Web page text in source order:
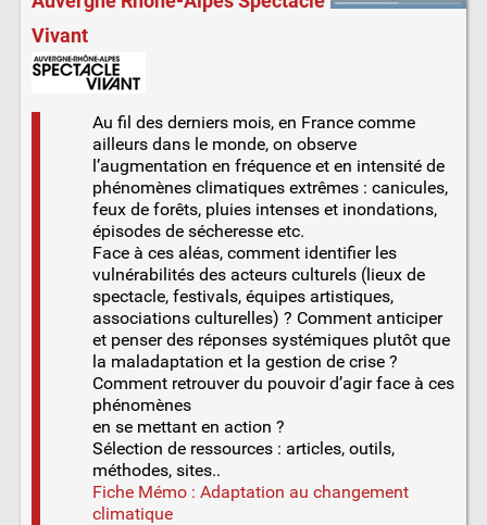
Vivant
Au fil des derniers mois, en France comme
ailleurs dans le monde, on observe
l’augmentation en fréquence et en intensité de
phénomènes climatiques extrêmes : canicules,
feux de forêts, pluies intenses et inondations,
épisodes de sécheresse etc.
Face à ces aléas, comment identifier les
vulnérabilités des acteurs culturels (lieux de
spectacle, festivals, équipes artistiques,
associations culturelles) ? Comment anticiper
et penser des réponses systémiques plutôt que
la maladaptation et la gestion de crise ?
Comment retrouver du pouvoir d’agir face à ces
phénomènes
en se mettant en action ?
Sélection de ressources : articles, outils,
méthodes, sites..
Fiche Mémo : Adaptation au changement
climatique